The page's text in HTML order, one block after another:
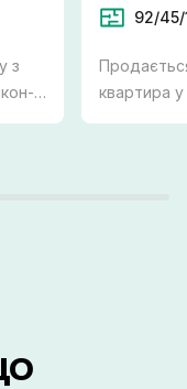
з
92/45/
квартира